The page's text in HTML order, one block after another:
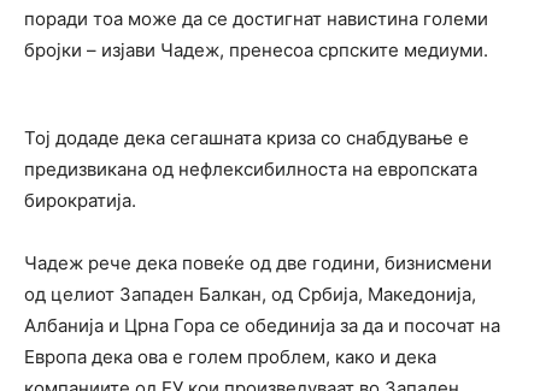
поради тоа може да се достигнат навистина големи
бројки – изјави Чадеж, пренесоа српските медиуми.
Тој додаде дека сегашната криза со снабдување е
предизвикана од нефлексибилноста на европската
бирократија.
Чадеж рече дека повеќе од две години, бизнисмени
од целиот Западен Балкан, од Србија, Македонија,
Албанија и Црна Гора се обединија за да и посочат на
Европа дека ова е голем проблем, како и дека